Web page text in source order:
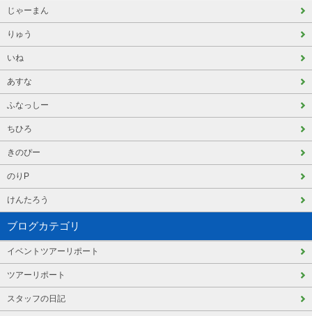
じゃーまん
りゅう
いね
あすな
ふなっしー
ちひろ
きのぴー
のりP
けんたろう
ブログカテゴリ
イベントツアーリポート
ツアーリポート
スタッフの日記